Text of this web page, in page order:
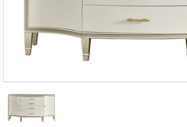
Nội
Thất
Bàn
trà...